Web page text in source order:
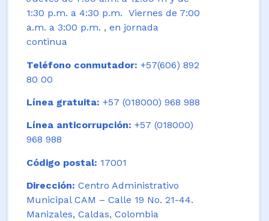
1:30 p.m. a 4:30 p.m. Viernes de 7:00
a.m. a 3:00 p.m. , en jornada
continua
Teléfono conmutador: +57(606) 892
80 00
Línea gratuita: +57 (018000) 968 988
Línea anticorrupción: +57 (018000)
968 988
Código postal: 17001
Dirección: Centro Administrativo
Municipal CAM – Calle 19 No. 21-44.
Manizales, Caldas, Colombia